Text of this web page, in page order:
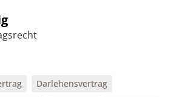
Darlehensvertrag